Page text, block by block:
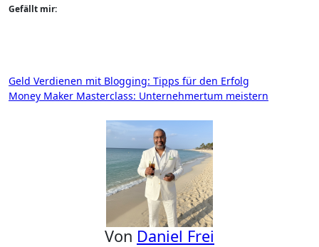
Gefällt mir:
Beitragsnavigation
Geld Verdienen mit Blogging: Tipps für den Erfolg
Money Maker Masterclass: Unternehmertum meistern
Von Daniel Frei